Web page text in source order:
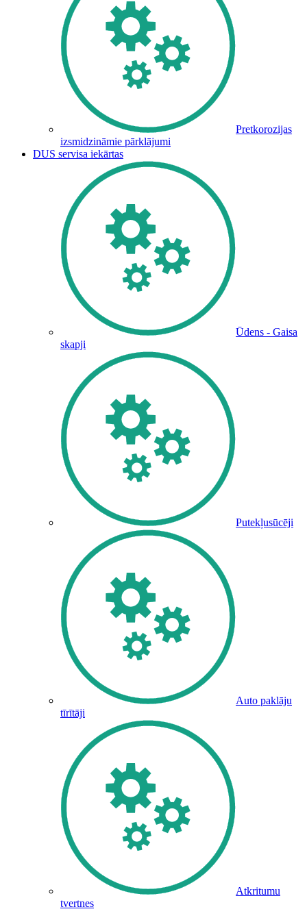
Pretkorozijas
izsmidzināmie pārklājumi
DUS servisa iekārtas
Ūdens - Gaisa
skapji
Putekļusūcēji
Auto paklāju
tīrītāji
Atkritumu
tvertnes